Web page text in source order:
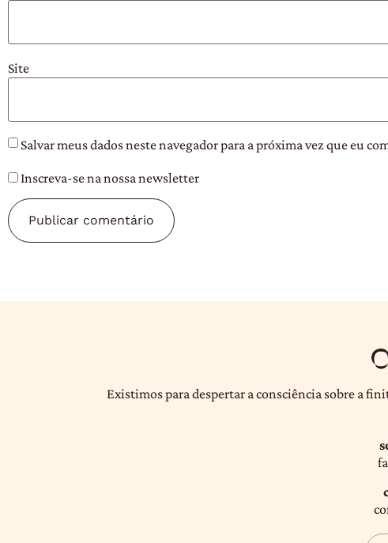
Site
Salvar meus dados neste navegador para a próxima vez que eu
Inscreva-se na nossa newsletter
Existimos para despertar a consciência sobre a